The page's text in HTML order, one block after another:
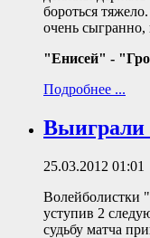
бороться
очень
"Енисей" -
Подробнее ...
Выиграли
25.03.2012 01:01
Волейболистки
уступив 2
судьбу матча